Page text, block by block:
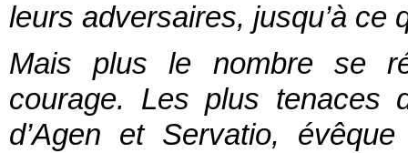
leurs adversaires, jusqu’à ce
Mais plus le nombre se
courage. Les plus tenaces
d’Agen et Servatio,